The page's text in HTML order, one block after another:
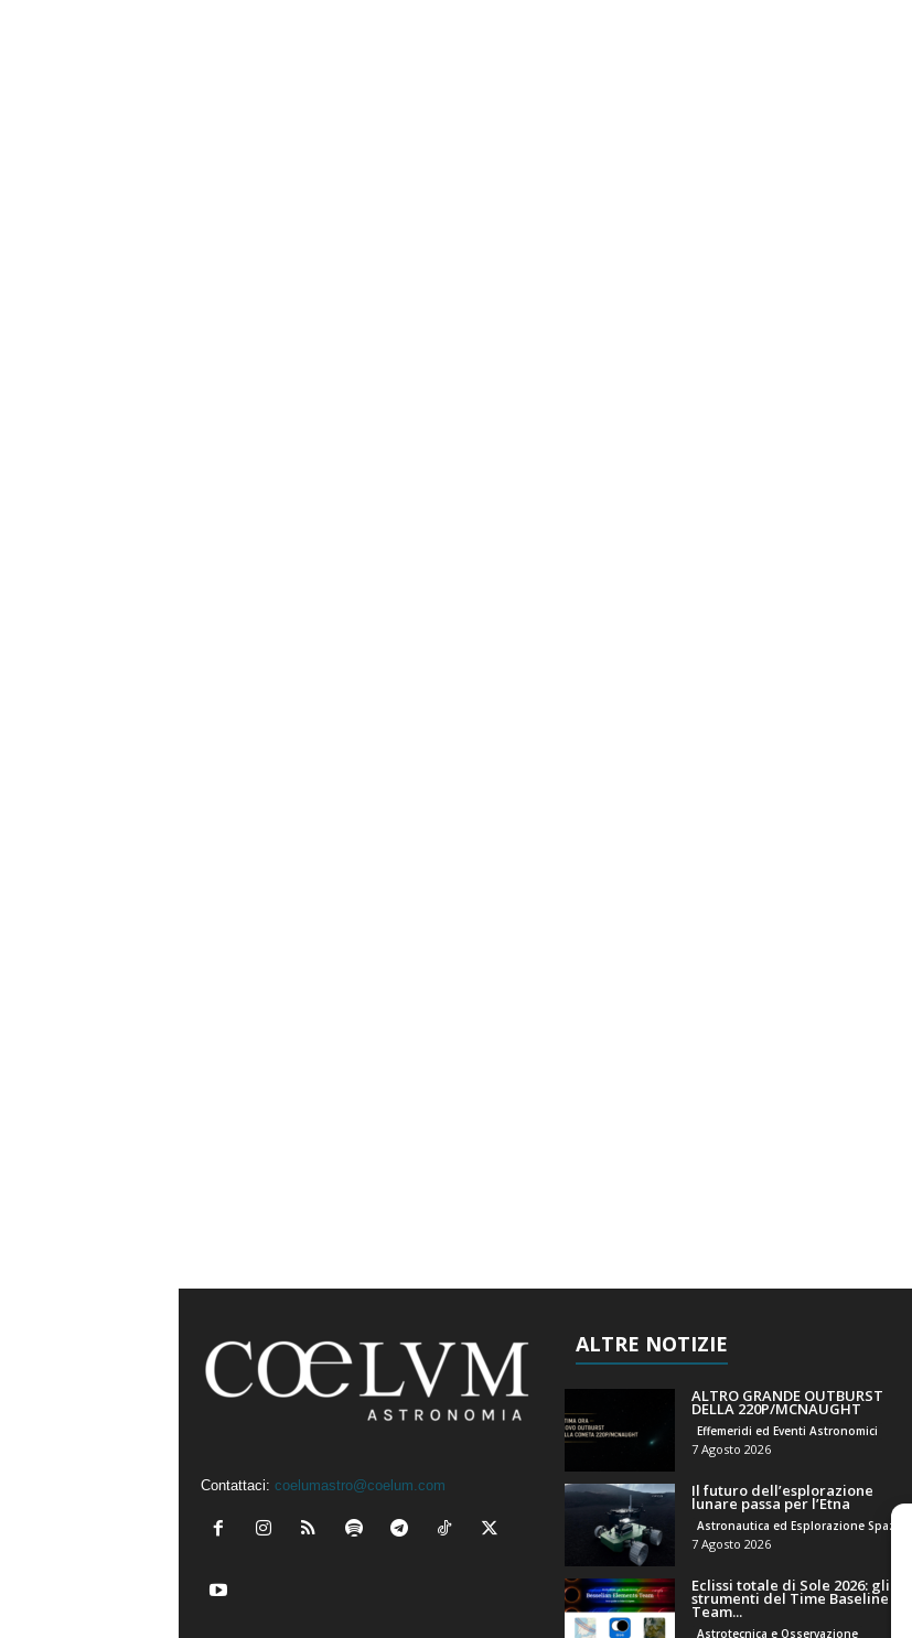
Contattaci: coelumastro@coelum.com
ALTRE NOTIZIE
ALTRO GRANDE OUTBURST
DELLA 220P/MCNAUGHT
Effemeridi ed Eventi Astronomici
7 Agosto 2026
Il futuro dell’esplorazione
lunare passa per l’Etna
7 Agosto 2026
Eclissi totale di Sole 2026: gli
strumenti del Time Baseline
Team...
Astrotecnica e Osservazione